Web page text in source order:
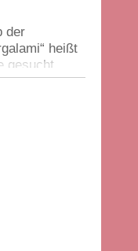
der
heißt
gesucht